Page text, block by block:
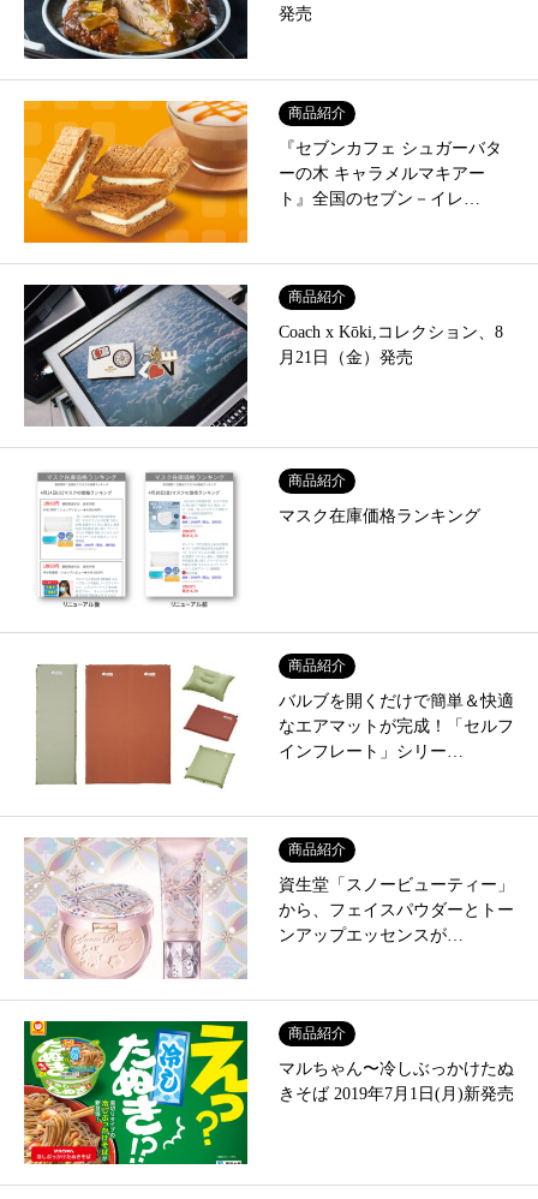
発売
商品紹介
『セブンカフェ シュガーバタ
ーの木 キャラメルマキアー
ト』全国のセブン－イレ…
商品紹介
Coach x Kōki,コレクション、8
月21日（金）発売
商品紹介
マスク在庫価格ランキング
商品紹介
バルブを開くだけで簡単＆快適
なエアマットが完成！「セルフ
インフレート」シリー…
商品紹介
資生堂「スノービューティー」
から、フェイスパウダーとトー
ンアップエッセンスが…
商品紹介
マルちゃん〜冷しぶっかけたぬ
きそば 2019年7月1日(月)新発売